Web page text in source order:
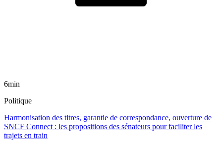
6min
Politique
Harmonisation des titres, garantie de correspondance, ouverture de
SNCF Connect : les propositions des sénateurs pour faciliter les
trajets en train